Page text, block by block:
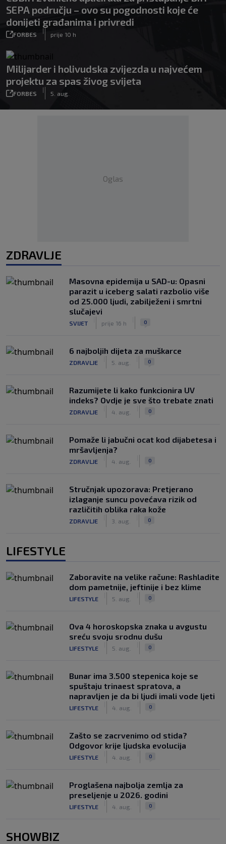
SEPA području – ovo su pogodnosti koje će
donijeti građanima i privredi
FORBES
|
prije 10 h
Milijarder i holivudska zvijezda u najvećem
projektu za spas živog svijeta
FORBES
|
5. aug.
Oglas
ZDRAVLJE
Masovna epidemija u SAD-u: Opasni
parazit u iceberg salati razbolio više
od 25.000 ljudi, zabilježeni i smrtni
slučajevi
SVIJET prije 16 h 0
6 najboljih dijeta za muškarce
ZDRAVLJE 5. aug. 0
Razumijete li kako funkcionira UV
indeks? Ovdje je sve što trebate znati
ZDRAVLJE 4. aug. 0
Pomaže li jabučni ocat kod dijabetesa i
mršavljenja?
ZDRAVLJE 4. aug. 0
Stručnjak upozorava: Pretjerano
izlaganje suncu povećava rizik od
različitih oblika raka kože
ZDRAVLJE 3. aug. 0
LIFESTYLE
Zaboravite na velike račune: Rashladite
dom pametnije, jeftinije i bez klime
LIFESTYLE 5. aug. 0
Ova 4 horoskopska znaka u avgustu
sreću svoju srodnu dušu
LIFESTYLE 5. aug. 0
Bunar imа 3.500 stepenica koje se
spuštaju trinaest spratova, a
napravljen je da bi ljudi imali vode ljeti
LIFESTYLE 4. aug. 0
Zašto se zacrvenimo od stida?
Odgovor krije ljudska evolucija
LIFESTYLE 4. aug. 0
Proglašena najbolja zemlja za
preseljenje u 2026. godini
LIFESTYLE 4. aug. 0
SHOWBIZ